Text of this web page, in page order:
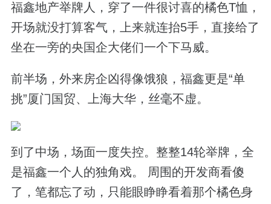
福鑫地产举牌人，穿了一件很讨喜的橘色T恤，
开场就没打算客气，上来就连抬5手，直接给了
坐在一旁的央国企大佬们一个下马威。
前半场，外来房企凶得像饿狼，福鑫更是“单
挑”厦门国贸、上海大华，丝毫不虚。
到了中场，场面一度失控。整整14轮举牌，全
是福鑫一个人的独角戏。 周围的开发商看傻
了，笔都忘了动，只能眼睁睁看着那个橘色身